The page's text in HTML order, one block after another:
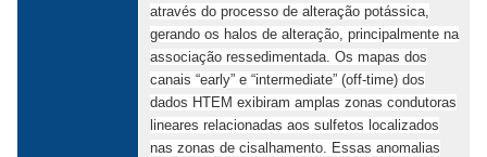
através do processo de alteração potássica,
gerando os halos de alteração, principalmente na
associação ressedimentada. Os mapas dos
canais “early” e “intermediate” (off-time) dos
dados HTEM exibiram amplas zonas condutoras
lineares relacionadas aos sulfetos localizados
nas zonas de cisalhamento. Essas anomalias